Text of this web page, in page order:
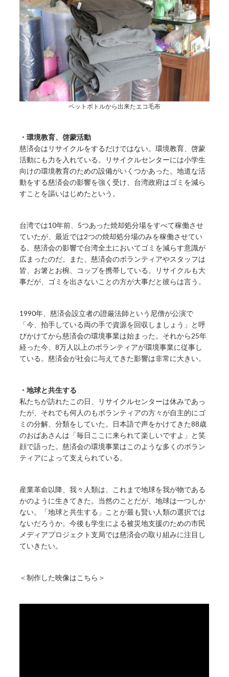
ペットボトルから出来たエコ毛布
・環境教育、啓蒙活動
慈済会はリサイクルをするだけではない。環境教育、啓蒙
活動にも力を入れている。リサイクルセンターには小学生
向けの環境教育のための設備がいくつかあった。地道な活
動をする慈済会の影響を強く受け、台湾政府はゴミを減ら
すことを謳いはじめたという。
台湾では10年前、5つあった焼却処分場をすべて稼働させ
ていたが、最近では2つの焼却処分場のみを稼働させてい
る。慈済会の影響で台湾全土においてゴミを減らす意識が
広まったのだ。また、慈済会のボランティアやスタッフは
皆、お箸とお椀、コップを携帯している。リサイクルも大
事だが、ゴミを出さないことの方が大事だと彼らは言う。
1990年、慈済会設立者の證厳法師という尼僧が公演で
「今、拍手している両の手で資源を回収しましょう」と呼
びかけてから慈済会の環境事業は始まった。それから25年
経った今、8万人以上のボランティアが環境事業に従事し
ている。慈済会が社会に与えてきた影響は非常に大きい。
・地球と共生する
私たちが訪れたこの日、リサイクルセンターは休みであっ
たが、それでも何人のもボランティアの方々が自主的にゴ
ミの分解、分類をしていた。日本語で声をかけてきた88歳
のおばあさんは「毎日ここに来られて楽しいですよ」と笑
顔で語った。慈済会の環境事業はこのような多くのボラン
ティアによって支えられている。
産業革命以降、我々人類は、これまで地球を我が物である
かのように生きてきた。当然のことだが、地球は一つしか
ない。「地球と共生する」ことが最も賢い人類の選択では
ないだろうか。今後も学生による被災地支援のための市民
メディアプロジェクト支局では慈済会の取り組みに注目し
ていきたい。
＜制作した映像はこちら＞